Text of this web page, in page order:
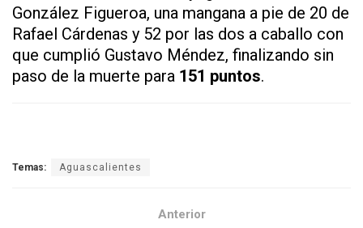
González Figueroa, una mangana a pie de 20 de
Rafael Cárdenas y 52 por las dos a caballo con
que cumplió Gustavo Méndez, finalizando sin
paso de la muerte para 151 puntos.
Temas: Aguascalientes
Anterior